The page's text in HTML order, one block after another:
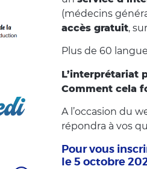
(médecins
accès gratuit,
Plus de 60
L’interprétariat
Comment cela
A l’occasion du
répondra à vos
Pour vous
le 5 octobre